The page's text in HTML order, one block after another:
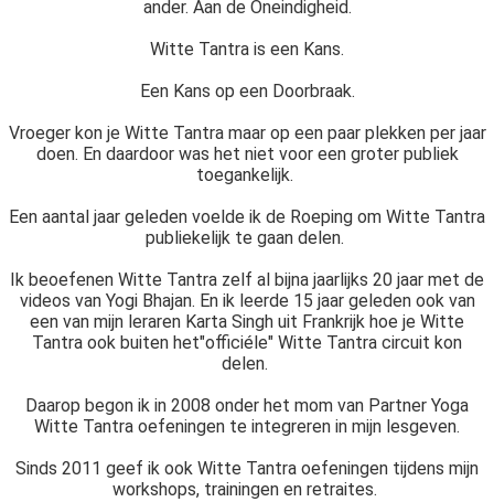
ander. Aan de Oneindigheid.
Witte Tantra is een Kans.
Een Kans op een Doorbraak.
Vroeger kon je Witte Tantra maar op een paar plekken per jaar
doen. En daardoor was het niet voor een groter publiek
toegankelijk.
Een aantal jaar geleden voelde ik de Roeping om Witte Tantra
publiekelijk te gaan delen.
Ik beoefenen Witte Tantra zelf al bijna jaarlijks 20 jaar met de
videos van Yogi Bhajan. En ik leerde 15 jaar geleden ook van
een van mijn leraren Karta Singh uit Frankrijk hoe je Witte
Tantra ook buiten het"officiéle" Witte Tantra circuit kon
delen.
Daarop begon ik in 2008 onder het mom van Partner Yoga
Witte Tantra oefeningen te integreren in mijn lesgeven.
Sinds 2011 geef ik ook Witte Tantra oefeningen tijdens mijn
workshops, trainingen en retraites.